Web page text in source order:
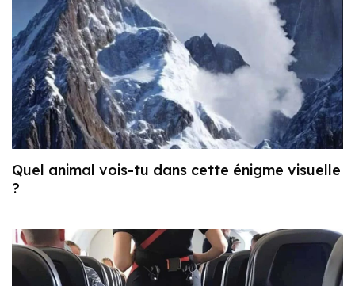
Quel animal vois-tu dans cette énigme visuelle
?